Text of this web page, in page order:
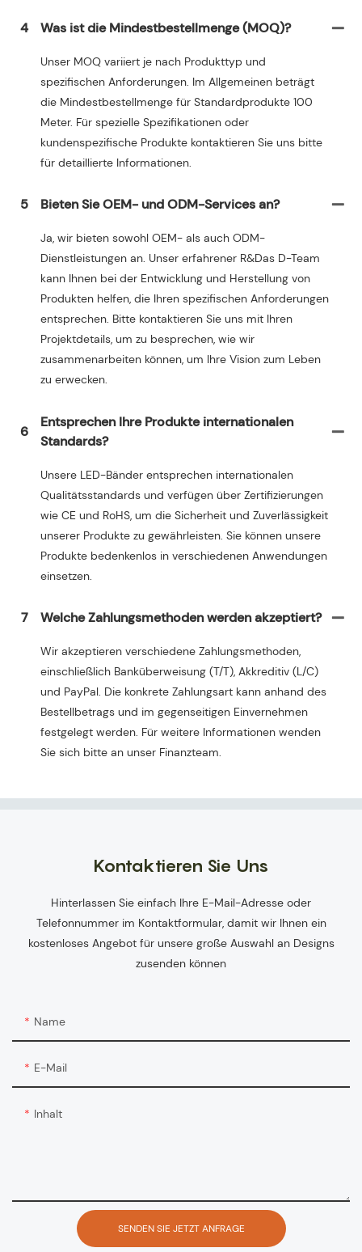
4 Was ist die Mindestbestellmenge (MOQ)?
Unser MOQ variiert je nach Produkttyp und
spezifischen Anforderungen. Im Allgemeinen beträgt
die Mindestbestellmenge für Standardprodukte 100
Meter. Für spezielle Spezifikationen oder
kundenspezifische Produkte kontaktieren Sie uns bitte
für detaillierte Informationen.
5 Bieten Sie OEM- und ODM-Services an?
Ja, wir bieten sowohl OEM- als auch ODM-
Dienstleistungen an. Unser erfahrener R&Das D-Team
kann Ihnen bei der Entwicklung und Herstellung von
Produkten helfen, die Ihren spezifischen Anforderungen
entsprechen. Bitte kontaktieren Sie uns mit Ihren
Projektdetails, um zu besprechen, wie wir
zusammenarbeiten können, um Ihre Vision zum Leben
zu erwecken.
6
Entsprechen Ihre Produkte internationalen
Standards?
Unsere LED-Bänder entsprechen internationalen
Qualitätsstandards und verfügen über Zertifizierungen
wie CE und RoHS, um die Sicherheit und Zuverlässigkeit
unserer Produkte zu gewährleisten. Sie können unsere
Produkte bedenkenlos in verschiedenen Anwendungen
einsetzen.
7 Welche Zahlungsmethoden werden akzeptiert?
Wir akzeptieren verschiedene Zahlungsmethoden,
einschließlich Banküberweisung (T/T), Akkreditiv (L/C)
und PayPal. Die konkrete Zahlungsart kann anhand des
Bestellbetrags und im gegenseitigen Einvernehmen
festgelegt werden. Für weitere Informationen wenden
Sie sich bitte an unser Finanzteam.
Kontaktieren Sie Uns
Hinterlassen Sie einfach Ihre E-Mail-Adresse oder
Telefonnummer im Kontaktformular, damit wir Ihnen ein
kostenloses Angebot für unsere große Auswahl an Designs
zusenden können
Name
E-Mail
Inhalt
SENDEN SIE JETZT ANFRAGE